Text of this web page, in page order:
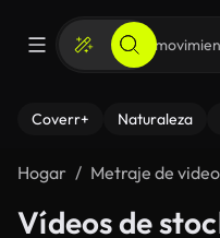
Coverr+ Naturaleza
Hogar Metraje de
Vídeos de